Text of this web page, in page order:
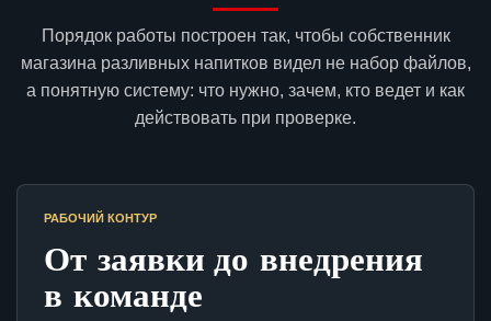
Порядок работы построен так, чтобы собственник
магазина разливных напитков видел не набор файлов,
а понятную систему: что нужно, зачем, кто ведет и как
действовать при проверке.
РАБОЧИЙ КОНТУР
От заявки до внедрения
в команде